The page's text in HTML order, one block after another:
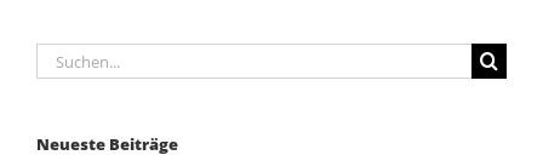
Suche
nach:
Neueste Beiträge